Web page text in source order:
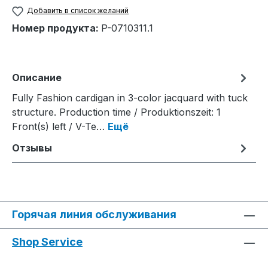
Добавить в список желаний
Номер продукта: P-0710311.1
Описание
Fully Fashion cardigan in 3-color jacquard with tuck
structure. Production time / Produktionszeit: 1
Front(s) left / V-Te… Ещё
Отзывы
Горячая линия обслуживания
Shop Service